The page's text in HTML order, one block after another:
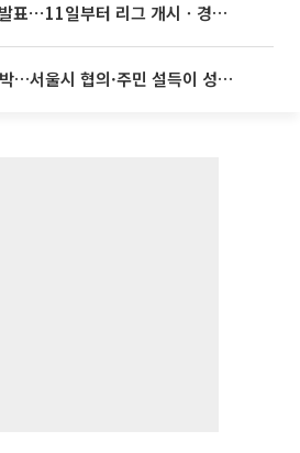
KBO, 폭염 대책 발표⋯11일부터 리그 개시ㆍ경기 오후 7시 시작
정부 공급카드 임박…서울시 협의·주민 설득이 성패 가른다 [부동산 해법 전쟁]